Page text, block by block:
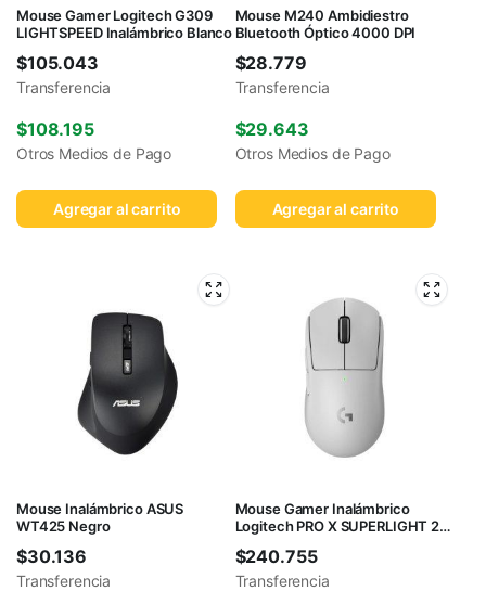
Mouse Gamer Logitech G309
LIGHTSPEED Inalámbrico Blanco
$105.043
Transferencia
$108.195
Otros Medios de Pago
Agregar al carrito
Mouse M240 Ambidiestro
Bluetooth Óptico 4000 DPI
$28.779
Transferencia
$29.643
Otros Medios de Pago
Agregar al carrito
Mouse Inalámbrico ASUS
WT425 Negro
$30.136
Transferencia
Mouse Gamer Inalámbrico
Logitech PRO X SUPERLIGHT 2
$240.755
Transferencia